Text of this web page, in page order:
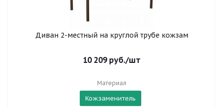
Диван 2-местный на круглой трубе кожзам
10 209руб./шт
Материал
Кожзаменитель